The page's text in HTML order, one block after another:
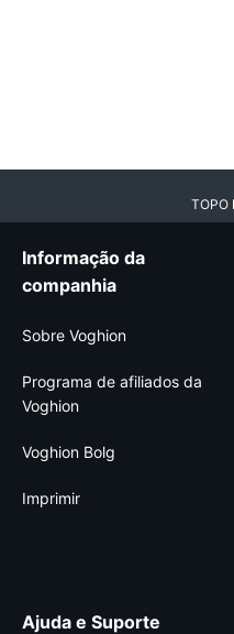
TOPO
Informação da
companhia
Sobre Voghion
Programa de afiliados da
Voghion
Voghion Bolg
Imprimir
Ajuda e Suporte